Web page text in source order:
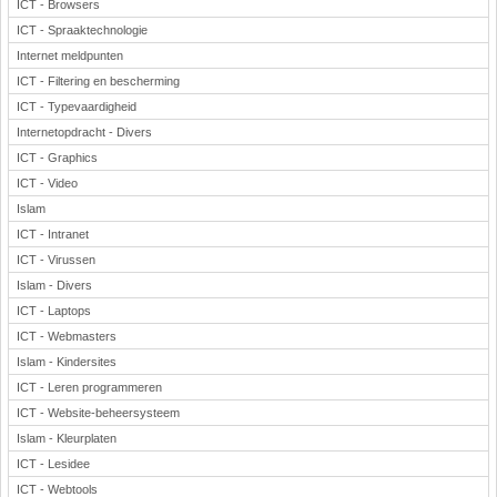
ICT - Browsers
ICT - Spraaktechnologie
Internet meldpunten
ICT - Filtering en bescherming
ICT - Typevaardigheid
Internetopdracht - Divers
ICT - Graphics
ICT - Video
Islam
ICT - Intranet
ICT - Virussen
Islam - Divers
ICT - Laptops
ICT - Webmasters
Islam - Kindersites
ICT - Leren programmeren
ICT - Website-beheersysteem
Islam - Kleurplaten
ICT - Lesidee
ICT - Webtools